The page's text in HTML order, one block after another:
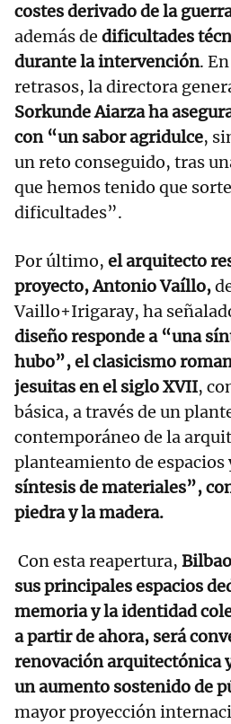
costes derivado de la
además de dificultades
durante la intervención.
retrasos, la directora
Sorkunde Aiarza ha
con “un sabor agridulce,
un reto conseguido, tras
que hemos tenido que
dificultades”.
Por último, el arquitecto
proyecto, Antonio Vaíllo,
Vaillo+Irigaray, ha
diseño responde a “una
hubo”, el clasicismo
jesuitas en el siglo XVII,
básica, a través de un
contemporáneo de la
planteamiento de espacios
síntesis de materiales”,
piedra y la madera.
Con esta reapertura,
sus principales espacios
memoria y la identidad
a partir de ahora, será
renovación arquitectónica
un aumento sostenido de
mayor proyección